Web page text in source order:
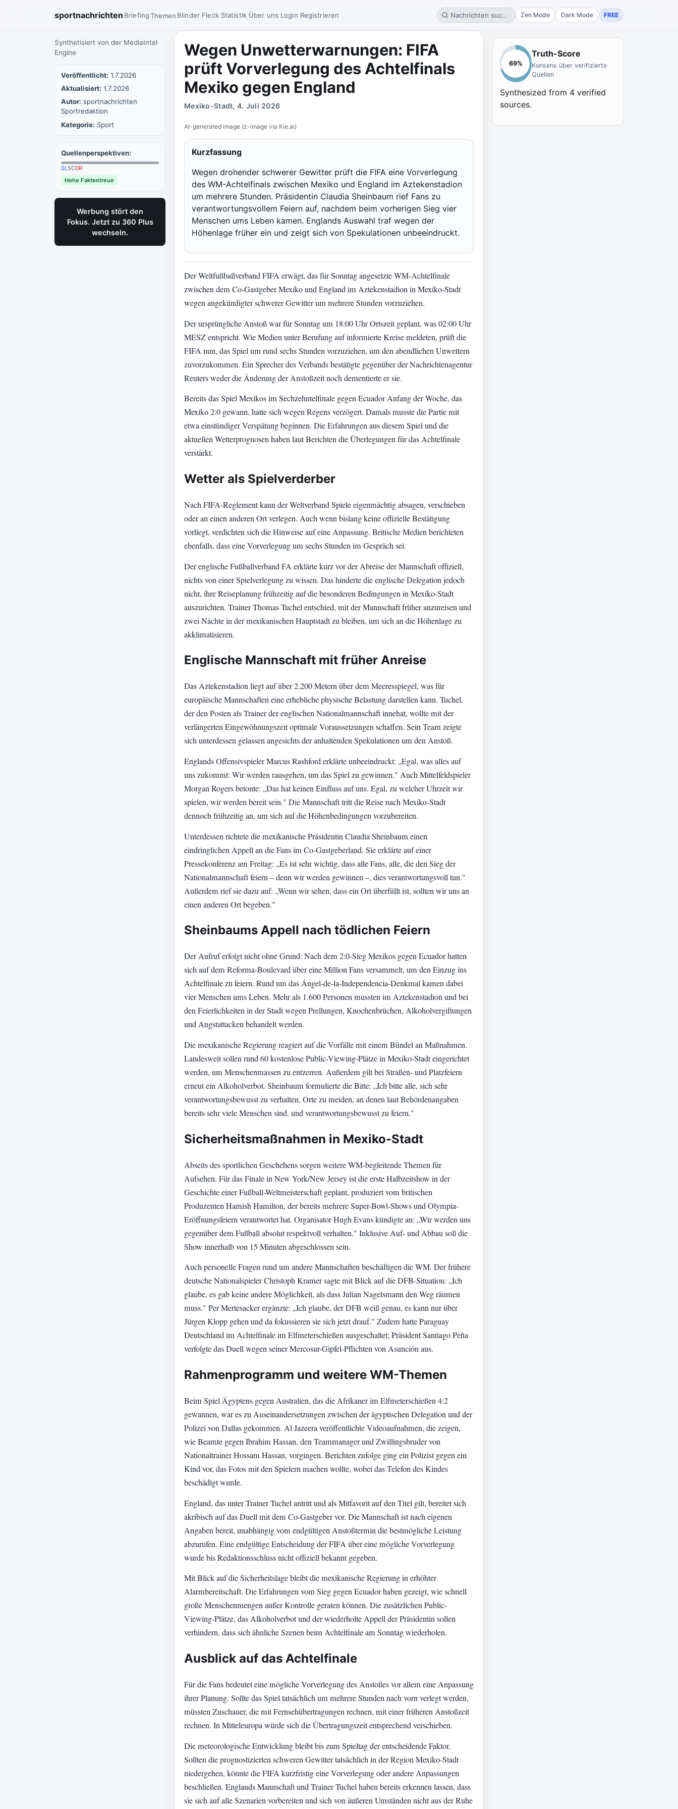
sportnachrichten BriefingThemen Blinder Fleck Statistik Über uns Login Registrieren Nachrichten suchen... Zen Mode Dark Mode FREE
Synthetisiert von der MediaIntel
Engine
Veröffentlicht: 1.7.2026
Aktualisiert: 1.7.2026
Autor: sportnachrichten
Sportredaktion
Kategorie: Sport
Quellenperspektiven:
0L5C0R
Hohe Faktentreue
Werbung stört den
Fokus. Jetzt zu 360 Plus
wechseln.
Wegen Unwetterwarnungen: FIFA
prüft Vorverlegung des Achtelfinals
Mexiko gegen England
Mexiko-Stadt, 4. Juli 2026
AI-generated image (z-image via Kie.ai)
Kurzfassung
Wegen drohender schwerer Gewitter prüft die FIFA eine Vorverlegung
des WM-Achtelfinals zwischen Mexiko und England im Aztekenstadion
um mehrere Stunden. Präsidentin Claudia Sheinbaum rief Fans zu
verantwortungsvollem Feiern auf, nachdem beim vorherigen Sieg vier
Menschen ums Leben kamen. Englands Auswahl traf wegen der
Höhenlage früher ein und zeigt sich von Spekulationen unbeeindruckt.
Der Weltfußballverband FIFA erwägt, das für Sonntag angesetzte WM-Achtelfinale
zwischen dem Co-Gastgeber Mexiko und England im Aztekenstadion in Mexiko-Stadt
wegen angekündigter schwerer Gewitter um mehrere Stunden vorzuziehen.
Der ursprüngliche Anstoß war für Sonntag um 18:00 Uhr Ortszeit geplant, was 02:00 Uhr
MESZ entspricht. Wie Medien unter Berufung auf informierte Kreise meldeten, prüft die
FIFA nun, das Spiel um rund sechs Stunden vorzuziehen, um den abendlichen Unwettern
zuvorzukommen. Ein Sprecher des Verbands bestätigte gegenüber der Nachrichtenagentur
Reuters weder die Änderung der Anstoßzeit noch dementierte er sie.
Bereits das Spiel Mexikos im Sechzehntelfinale gegen Ecuador Anfang der Woche, das
Mexiko 2:0 gewann, hatte sich wegen Regens verzögert. Damals musste die Partie mit
etwa einstündiger Verspätung beginnen. Die Erfahrungen aus diesem Spiel und die
aktuellen Wetterprognosen haben laut Berichten die Überlegungen für das Achtelfinale
verstärkt.
Wetter als Spielverderber
Nach FIFA-Reglement kann der Weltverband Spiele eigenmächtig absagen, verschieben
oder an einen anderen Ort verlegen. Auch wenn bislang keine offizielle Bestätigung
vorliegt, verdichten sich die Hinweise auf eine Anpassung. Britische Medien berichteten
ebenfalls, dass eine Vorverlegung um sechs Stunden im Gespräch sei.
Der englische Fußballverband FA erklärte kurz vor der Abreise der Mannschaft offiziell,
nichts von einer Spielverlegung zu wissen. Das hinderte die englische Delegation jedoch
nicht, ihre Reiseplanung frühzeitig auf die besonderen Bedingungen in Mexiko-Stadt
auszurichten. Trainer Thomas Tuchel entschied, mit der Mannschaft früher anzureisen und
zwei Nächte in der mexikanischen Hauptstadt zu bleiben, um sich an die Höhenlage zu
akklimatisieren.
Englische Mannschaft mit früher Anreise
Das Aztekenstadion liegt auf über 2.200 Metern über dem Meeresspiegel, was für
europäische Mannschaften eine erhebliche physische Belastung darstellen kann. Tuchel,
der den Posten als Trainer der englischen Nationalmannschaft innehat, wollte mit der
verlängerten Eingewöhnungszeit optimale Voraussetzungen schaffen. Sein Team zeigte
sich unterdessen gelassen angesichts der anhaltenden Spekulationen um den Anstoß.
Englands Offensivspieler Marcus Rashford erklärte unbeeindruckt: „Egal, was alles auf
uns zukommt: Wir werden rausgehen, um das Spiel zu gewinnen." Auch Mittelfeldspieler
Morgan Rogers betonte: „Das hat keinen Einfluss auf uns. Egal, zu welcher Uhrzeit wir
spielen, wir werden bereit sein." Die Mannschaft tritt die Reise nach Mexiko-Stadt
dennoch frühzeitig an, um sich auf die Höhenbedingungen vorzubereiten.
Unterdessen richtete die mexikanische Präsidentin Claudia Sheinbaum einen
eindringlichen Appell an die Fans im Co-Gastgeberland. Sie erklärte auf einer
Pressekonferenz am Freitag: „Es ist sehr wichtig, dass alle Fans, alle, die den Sieg der
Nationalmannschaft feiern – denn wir werden gewinnen –, dies verantwortungsvoll tun."
Außerdem rief sie dazu auf: „Wenn wir sehen, dass ein Ort überfüllt ist, sollten wir uns an
einen anderen Ort begeben."
Sheinbaums Appell nach tödlichen Feiern
Der Aufruf erfolgt nicht ohne Grund: Nach dem 2:0-Sieg Mexikos gegen Ecuador hatten
sich auf dem Reforma-Boulevard über eine Million Fans versammelt, um den Einzug ins
Achtelfinale zu feiern. Rund um das Ángel-de-la-Independencia-Denkmal kamen dabei
vier Menschen ums Leben. Mehr als 1.600 Personen mussten im Aztekenstadion und bei
den Feierlichkeiten in der Stadt wegen Prellungen, Knochenbrüchen, Alkoholvergiftungen
und Angstattacken behandelt werden.
Die mexikanische Regierung reagiert auf die Vorfälle mit einem Bündel an Maßnahmen.
Landesweit sollen rund 60 kostenlose Public-Viewing-Plätze in Mexiko-Stadt eingerichtet
werden, um Menschenmassen zu entzerren. Außerdem gilt bei Straßen- und Platzfeiern
erneut ein Alkoholverbot. Sheinbaum formulierte die Bitte: „Ich bitte alle, sich sehr
verantwortungsbewusst zu verhalten, Orte zu meiden, an denen laut Behördenangaben
bereits sehr viele Menschen sind, und verantwortungsbewusst zu feiern."
Sicherheitsmaßnahmen in Mexiko-Stadt
Abseits des sportlichen Geschehens sorgen weitere WM-begleitende Themen für
Aufsehen. Für das Finale in New York/New Jersey ist die erste Halbzeitshow in der
Geschichte einer Fußball-Weltmeisterschaft geplant, produziert vom britischen
Produzenten Hamish Hamilton, der bereits mehrere Super-Bowl-Shows und Olympia-
Eröffnungsfeiern verantwortet hat. Organisator Hugh Evans kündigte an: „Wir werden uns
gegenüber dem Fußball absolut respektvoll verhalten." Inklusive Auf- und Abbau soll die
Show innerhalb von 15 Minuten abgeschlossen sein.
Auch personelle Fragen rund um andere Mannschaften beschäftigen die WM. Der frühere
deutsche Nationalspieler Christoph Kramer sagte mit Blick auf die DFB-Situation: „Ich
glaube, es gab keine andere Möglichkeit, als dass Julian Nagelsmann den Weg räumen
muss." Per Mertesacker ergänzte: „Ich glaube, der DFB weiß genau, es kann nur über
Jürgen Klopp gehen und da fokussieren sie sich jetzt drauf." Zudem hatte Paraguay
Deutschland im Achtelfinale im Elfmeterschießen ausgeschaltet; Präsident Santiago Peña
verfolgte das Duell wegen seiner Mercosur-Gipfel-Pflichten von Asunción aus.
Rahmenprogramm und weitere WM-Themen
Beim Spiel Ägyptens gegen Australien, das die Afrikaner im Elfmeterschießen 4:2
gewannen, war es zu Auseinandersetzungen zwischen der ägyptischen Delegation und der
Polizei von Dallas gekommen. Al Jazeera veröffentlichte Videoaufnahmen, die zeigen,
wie Beamte gegen Ibrahim Hassan, den Teammanager und Zwillingsbruder von
Nationaltrainer Hossam Hassan, vorgingen. Berichten zufolge ging ein Polizist gegen ein
Kind vor, das Fotos mit den Spielern machen wollte, wobei das Telefon des Kindes
beschädigt wurde.
England, das unter Trainer Tuchel antritt und als Mitfavorit auf den Titel gilt, bereitet sich
akribisch auf das Duell mit dem Co-Gastgeber vor. Die Mannschaft ist nach eigenen
Angaben bereit, unabhängig vom endgültigen Anstoßtermin die bestmögliche Leistung
abzurufen. Eine endgültige Entscheidung der FIFA über eine mögliche Vorverlegung
wurde bis Redaktionsschluss nicht offiziell bekannt gegeben.
Mit Blick auf die Sicherheitslage bleibt die mexikanische Regierung in erhöhter
Alarmbereitschaft. Die Erfahrungen vom Sieg gegen Ecuador haben gezeigt, wie schnell
große Menschenmengen außer Kontrolle geraten können. Die zusätzlichen Public-
Viewing-Plätze, das Alkoholverbot und der wiederholte Appell der Präsidentin sollen
verhindern, dass sich ähnliche Szenen beim Achtelfinale am Sonntag wiederholen.
Ausblick auf das Achtelfinale
Für die Fans bedeutet eine mögliche Vorverlegung des Anstoßes vor allem eine Anpassung
ihrer Planung. Sollte das Spiel tatsächlich um mehrere Stunden nach vorn verlegt werden,
müssten Zuschauer, die mit Fernsehübertragungen rechnen, mit einer früheren Anstoßzeit
rechnen. In Mitteleuropa würde sich die Übertragungszeit entsprechend verschieben.
Die meteorologische Entwicklung bleibt bis zum Spieltag der entscheidende Faktor.
Sollten die prognostizierten schweren Gewitter tatsächlich in der Region Mexiko-Stadt
niedergehen, könnte die FIFA kurzfristig eine Vorverlegung oder andere Anpassungen
beschließen. Englands Mannschaft und Trainer Tuchel haben bereits erkennen lassen, dass
sie sich auf alle Szenarien vorbereiten und sich von äußeren Umständen nicht aus der Ruhe
69%
Truth-Score
Konsens über verifizierte
Quellen
Synthesized from 4verified
sources.